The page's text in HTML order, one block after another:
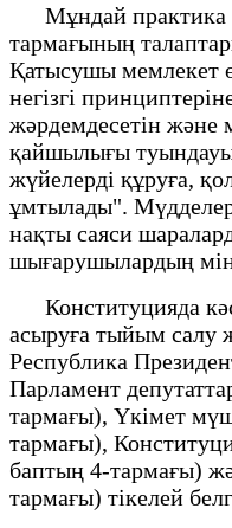
Мұндай практика
тармағының
Қатысушы мемлекет
негізгі
жәрдемдесетін және
қайшылығы
жүйелерді құруға,
ұмтылады".
нақты саяси
шығарушылардың
Конституцияда
асыруға тыйым салу
Республика
Парламент
тармағы), Үкімет
тармағы),
баптың 4-тармағы)
тармағы) тікелей